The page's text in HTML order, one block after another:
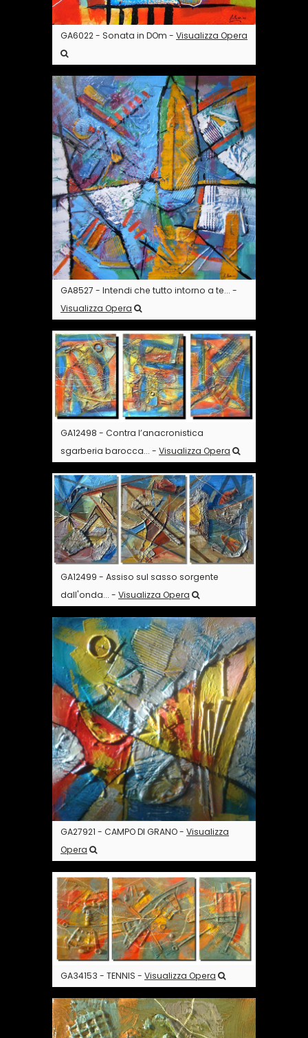
GA6022 - Sonata in DOm - Visualizza Opera
GA8527 - Intendi che tutto intorno a te... -
Visualizza Opera
GA12498 - Contra l’anacronistica
sgarberia barocca... - Visualizza Opera
GA12499 - Assiso sul sasso sorgente
dall'onda... - Visualizza Opera
GA27921 - CAMPO DI GRANO - Visualizza
Opera
GA34153 - TENNIS - Visualizza Opera